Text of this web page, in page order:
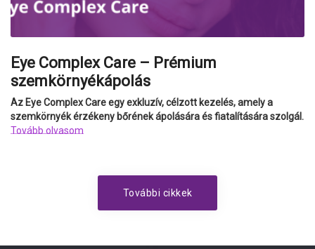
Eye Complex Care – Prémium
szemkörnyékápolás
Az Eye Complex Care egy exkluzív, célzott kezelés, amely a
szemkörnyék érzékeny bőrének ápolására és fiatalítására szolgál.
Tovább olvasom
További cikkek